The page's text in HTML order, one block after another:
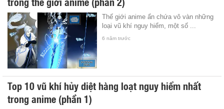
Thế giới anime ẩn chứa vô vàn những
loại vũ khí nguy hiểm, một số ...
6 năm trước
Top 10 vũ khí hủy diệt hàng loạt nguy hiểm nhất
trong anime (phần 1)